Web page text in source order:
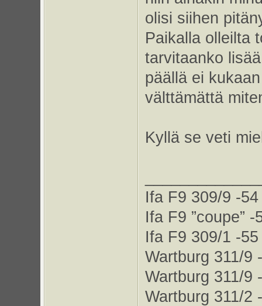
olisi siihen
Paikalla olleilta
tarvitaanko
päällä ei
välttämättä
Kyllä se veti
Ifa F9 309/9 -54
Ifa F9 ”coupe” -
Ifa F9 309/1 -55
Wartburg 311/9
Wartburg 311/9
Wartburg 311/2